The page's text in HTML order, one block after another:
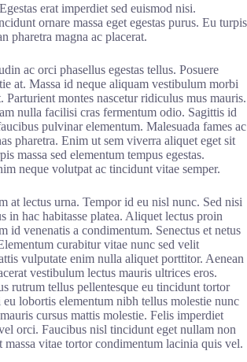
erat imperdiet sed euismod nisi.
ornare massa eget egestas purus. Eu turpis
pharetra magna ac placerat.
ac orci phasellus egestas tellus. Posuere
at. Massa id neque aliquam vestibulum morbi
Parturient montes nascetur ridiculus mus mauris.
nulla facilisi cras fermentum odio. Sagittis id
pulvinar elementum. Malesuada fames ac
pharetra. Enim ut sem viverra aliquet eget sit
massa sed elementum tempus egestas.
neque volutpat ac tincidunt vitae semper.
at lectus urna. Tempor id eu nisl nunc. Sed nisi
in hac habitasse platea. Aliquet lectus proin
id venenatis a condimentum. Senectus et netus
curabitur vitae nunc sed velit
vulputate enim nulla aliquet porttitor. Aenean
vestibulum lectus mauris ultrices eros.
rutrum tellus pellentesque eu tincidunt tortor
lobortis elementum nibh tellus molestie nunc
cursus mattis molestie. Felis imperdiet
orci. Faucibus nisl tincidunt eget nullam non
massa vitae tortor condimentum lacinia quis vel.